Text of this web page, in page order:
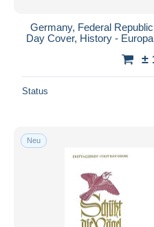
Germany, Federal
Day Cover, History -
±
Status
Neu